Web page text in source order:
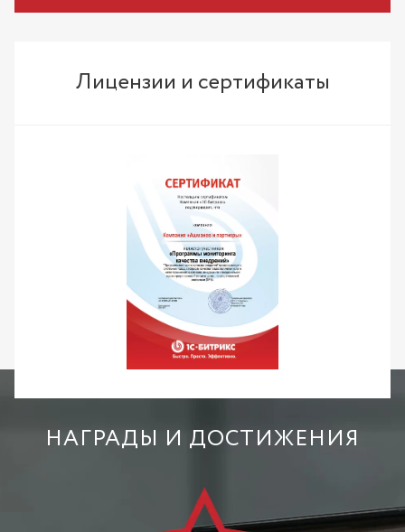
Лицензии и сертификаты
НАГРАДЫ И ДОСТИЖЕНИЯ